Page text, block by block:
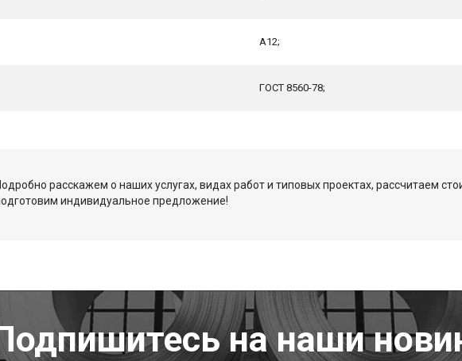
А12;
ГОСТ 8560-78;
расскажем о наших услугах, видах работ и типовых проектах, рассчитаем
индивидуальное предложение!
на наши